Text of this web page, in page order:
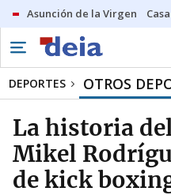
Asunción de la Virgen
DEPORTES OTROS
La historia
Mikel
de kick